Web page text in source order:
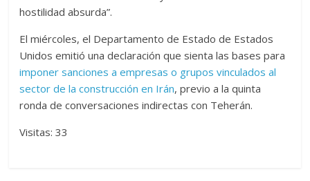
hostilidad absurda”.
El miércoles, el Departamento de Estado de Estados
Unidos emitió una declaración que sienta las bases para
imponer sanciones a empresas o grupos vinculados al
sector de la construcción en Irán, previo a la quinta
ronda de conversaciones indirectas con Teherán.
Visitas: 33